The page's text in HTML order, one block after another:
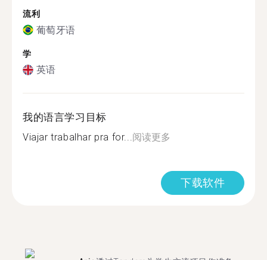
流利
葡萄牙语
学
英语
我的语言学习目标
Viajar trabalhar pra for...阅读更多
下载软件